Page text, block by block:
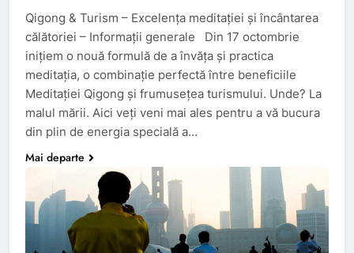
Qigong & Turism – Excelența meditației și încântarea
călătoriei – Informații generale Din 17 octombrie
inițiem o nouă formulă de a învăța și practica
meditația, o combinație perfectă între beneficiile
Meditației Qigong și frumusețea turismului. Unde? La
malul mării. Aici veți veni mai ales pentru a vă bucura
din plin de energia specială a…
Mai departe